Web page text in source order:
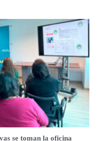
se toman la oficina